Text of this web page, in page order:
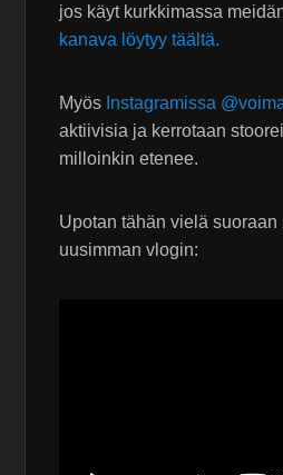
jos käyt kurkkimassa
kanava löytyy täältä.
Myös Instagramissa
aktiivisia ja kerrotaan
milloinkin etenee.
Upotan tähän vielä suoraan
uusimman vlogin: